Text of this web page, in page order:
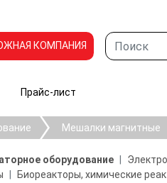
КОМПАНИЯ
Прайс-лист
Мешалки магнитные
оборудование
Биореакторы, химические